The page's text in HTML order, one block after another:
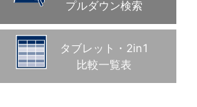
プルダウン検索
タブレット・2in1
比較一覧表